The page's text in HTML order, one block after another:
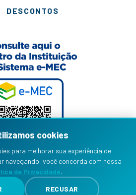
DESCONTOS
cookies
para melhorar sua experiência de
navegando, você concorda com nossa
de Privacidade.
RECUSAR